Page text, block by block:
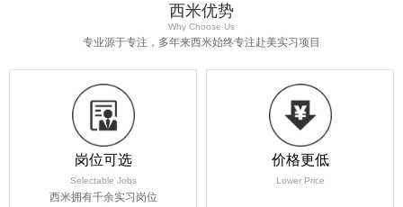
西米优势
Why Choose Us
专业源于专注，多年来西米始终专注赴美实习项目
岗位可选
Selectable Jobs
西米拥有千余实习岗位
价格更低
Lower Price